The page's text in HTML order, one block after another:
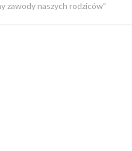
zawody naszych rodziców”